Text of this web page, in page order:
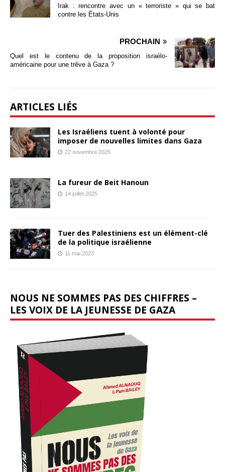
Irak : rencontre avec un « terroriste » qui se bat
contre les États-Unis
PROCHAIN
Quel est le contenu de la proposition israélo-
américaine pour une trêve à Gaza ?
ARTICLES LIÉS
Les Israéliens tuent à volonté pour
imposer de nouvelles limites dans Gaza
22 novembre 2025
La fureur de Beit Hanoun
14 juillet 2025
Tuer des Palestiniens est un élément-clé
de la politique israélienne
11 mai 2023
NOUS NE SOMMES PAS DES CHIFFRES –
LES VOIX DE LA JEUNESSE DE GAZA